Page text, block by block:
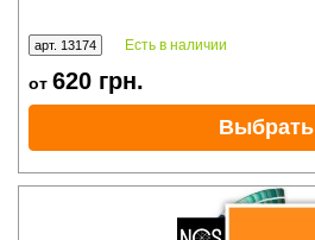
арт. 13174 Есть в наличии
от 620 грн.
Выбрать